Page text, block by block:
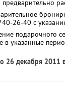
26-40 с
подарочного
в указанные
26 декабря 2011